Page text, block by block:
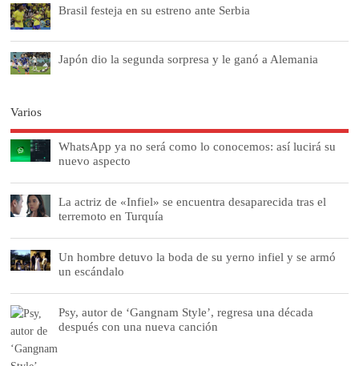
Brasil festeja en su estreno ante Serbia
Japón dio la segunda sorpresa y le ganó a Alemania
Varios
WhatsApp ya no será como lo conocemos: así lucirá su
nuevo aspecto
La actriz de «Infiel» se encuentra desaparecida tras el
terremoto en Turquía
Un hombre detuvo la boda de su yerno infiel y se armó
un escándalo
Psy, autor de ‘Gangnam Style’, regresa una década
después con una nueva canción